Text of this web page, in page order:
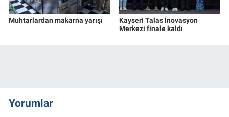
Muhtarlardan makarna yarışı
Kayseri Talas İnovasyon
Merkezi finale kaldı
Yorumlar